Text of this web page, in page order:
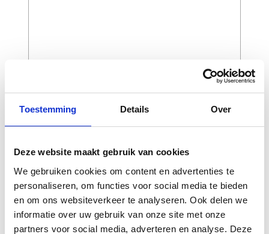
Toestemming Details Over
Deze website maakt gebruik van cookies
We gebruiken cookies om content en advertenties te
personaliseren, om functies voor social media te bieden
en om ons websiteverkeer te analyseren. Ook delen we
informatie over uw gebruik van onze site met onze
partners voor social media, adverteren en analyse. Deze